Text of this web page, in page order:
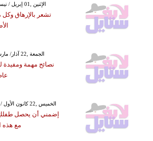
GMT 12:14 2019 الإثنين ,01 إبريل / نيسان
تشعر بالإرهاق
GMT 14:13 2019 الجمعة ,22 آذار/ مارس
نصائح مهمة ومفيدة
GMT 18:41 2016 الخميس ,22 كانون الأول / ديسمبر
إضمني أن يحصل طفلكِ
مع هذه